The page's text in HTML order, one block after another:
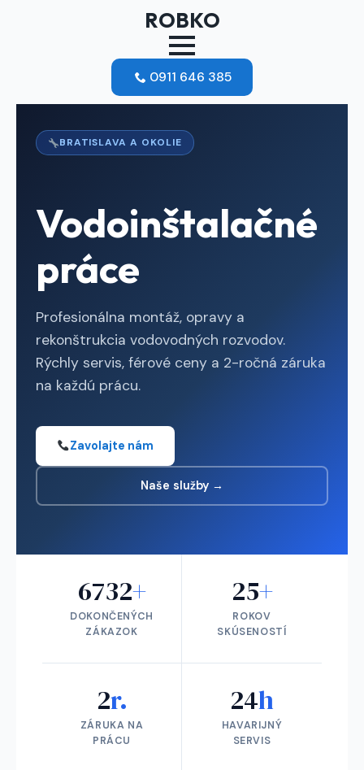
ROBKO
0911 646 385
BRATISLAVA A OKOLIE
Vodoinštalačné
práce
Profesionálna montáž, opravy a
rekonštrukcia vodovodných rozvodov.
Rýchly servis, férové ceny a 2-ročná záruka
na každú prácu.
Zavolajte nám
Naše služby →
6732+
DOKONČENÝCH
ZÁKAZOK
25+
ROKOV
SKÚSENOSTÍ
2r.
ZÁRUKA NA
PRÁCU
24h
HAVARIJNÝ
SERVIS